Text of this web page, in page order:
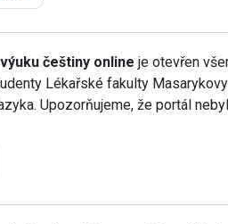
češtiny online je otevřen
Lékařské fakulty
Upozorňujeme, že portál